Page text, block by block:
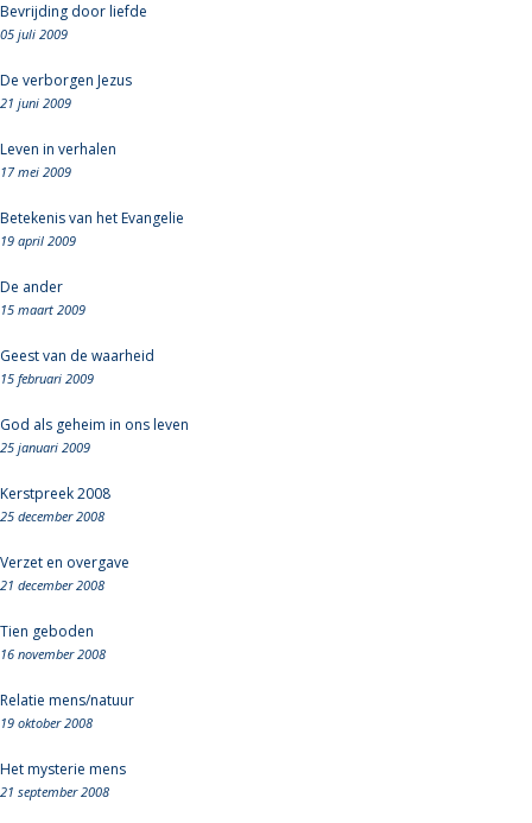
Bevrijding door liefde
05 juli 2009
De verborgen Jezus
21 juni 2009
Leven in verhalen
17 mei 2009
Betekenis van het Evangelie
19 april 2009
De ander
15 maart 2009
Geest van de waarheid
15 februari 2009
God als geheim in ons leven
25 januari 2009
Kerstpreek 2008
25 december 2008
Verzet en overgave
21 december 2008
Tien geboden
16 november 2008
Relatie mens/natuur
19 oktober 2008
Het mysterie mens
21 september 2008